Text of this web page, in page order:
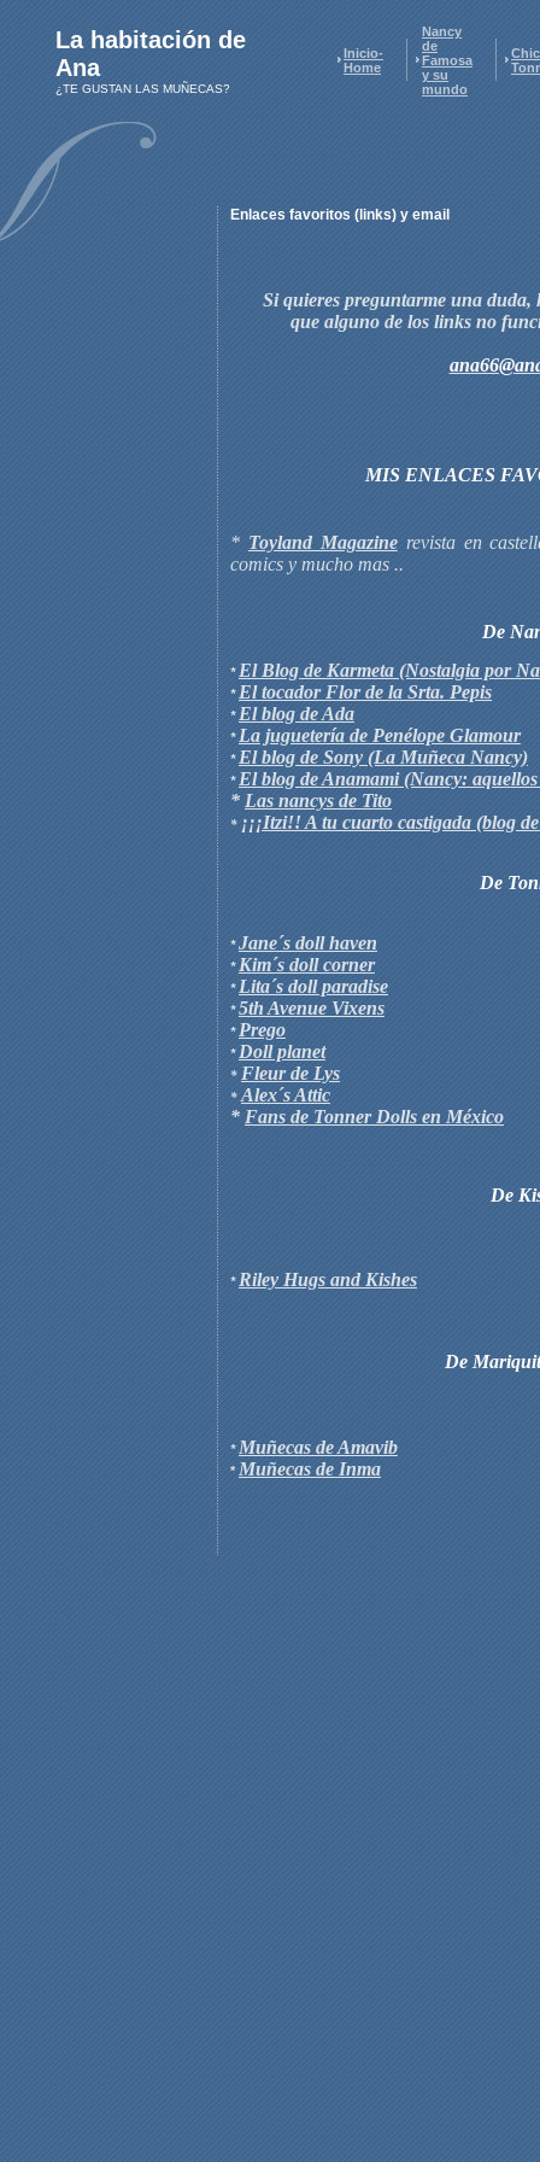
La habitación de
Ana
¿TE GUSTAN LAS MUÑECAS?
Inicio-
Home
Nancy
de
Famosa
y su
mundo
Enlaces favoritos (links) y email
Si quieres preguntarme una duda,
que alguno de los links no
MIS ENLACES
* Toyland Magazinerevista en
comics y mucho mas ..
De
* El Blog de Karmeta (Nostalgia por
* El tocador Flor de la Srta. Pepis
* El blog de Ada
* La juguetería de Penélope Glamour
* El blog de Sony (La Muñeca Nancy)
* El blog de Anamami (Nancy:
* Las nancys de Tito
* ¡¡¡Itzi!! A tu cuarto castigada (blog
De
*Jane´s doll haven
* Kim´s doll corner
* Lita´s doll paradise
*5th Avenue Vixens
* Prego
* Doll planet
* Fleur de Lys
*Alex´s Attic
* Fans de Tonner Dolls en México
De
* Riley Hugs and Kishes
De
* Muñecas de Amavib
* Muñecas de Inma